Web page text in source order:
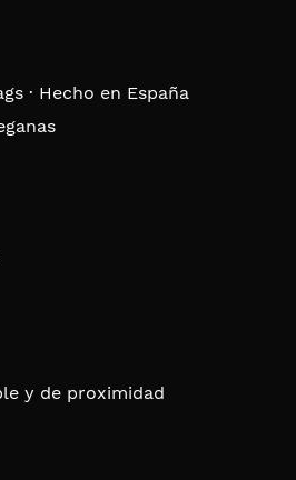
· Hecho en España
y de proximidad